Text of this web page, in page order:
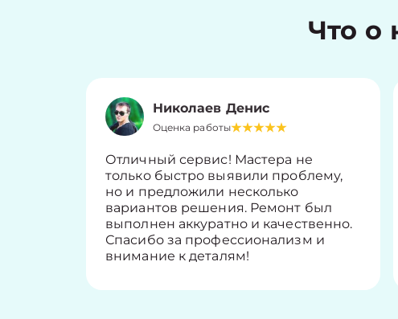
Что о
Николаев Денис
Оценка работы
Отличный сервис! Мастера не
только быстро выявили проблему,
но и предложили несколько
вариантов решения. Ремонт был
выполнен аккуратно и качественно.
Спасибо за профессионализм и
внимание к деталям!